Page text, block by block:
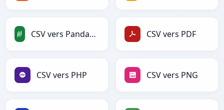
CSV vers PandasDataFrame CSV vers PDF
CSV vers PHP CSV vers PNG